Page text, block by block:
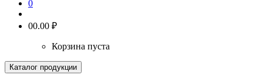
0
00.00 ₽
Корзина пуста
Каталог продукции